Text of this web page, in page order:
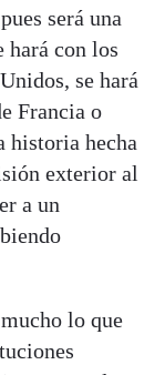
será una
hará con los
se hará
Francia o
historia hecha
exterior al
a un
lo que